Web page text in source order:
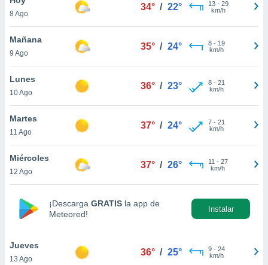
en
más
nuestra
de
aceptar
de
8 Ago
34° / 22° 13- 29
km/h
Mañana
9 Ago
35° / 24° 8- 19
km/h
Lunes
10 Ago
36° / 23° 8- 21
km/h
Martes
11 Ago
37° / 24° 7- 21
km/h
Miércoles
12 Ago
37° / 26° 11 - 27
km/h
¡Descarga GRATIS la app de
Meteored!
Instalar
Jueves
13 Ago
36° / 25° 9- 24
km/h